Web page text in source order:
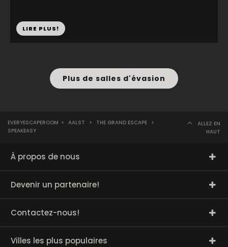
LIRE PLUS!
Plus de salles d'évasion
EVERYESCAPEROOM > AALST > THE GRAND ESCAPE >
SPEAKEASY
ALLEZ EN
HAUT
À propos de nous
Devenir un partenaire!
Contactez-nous!
Villes les plus populaires